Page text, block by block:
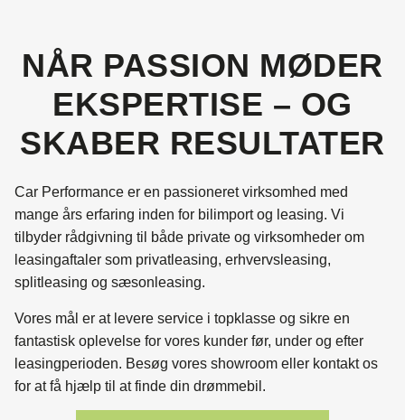
NÅR PASSION MØDER
EKSPERTISE – OG
SKABER RESULTATER
Car Performance er en passioneret virksomhed med
mange års erfaring inden for bilimport og leasing. Vi
tilbyder rådgivning til både private og virksomheder om
leasingaftaler som privatleasing, erhvervsleasing,
splitleasing og sæsonleasing.
Vores mål er at levere service i topklasse og sikre en
fantastisk oplevelse for vores kunder før, under og efter
leasingperioden. Besøg vores showroom eller kontakt os
for at få hjælp til at finde din drømmebil.